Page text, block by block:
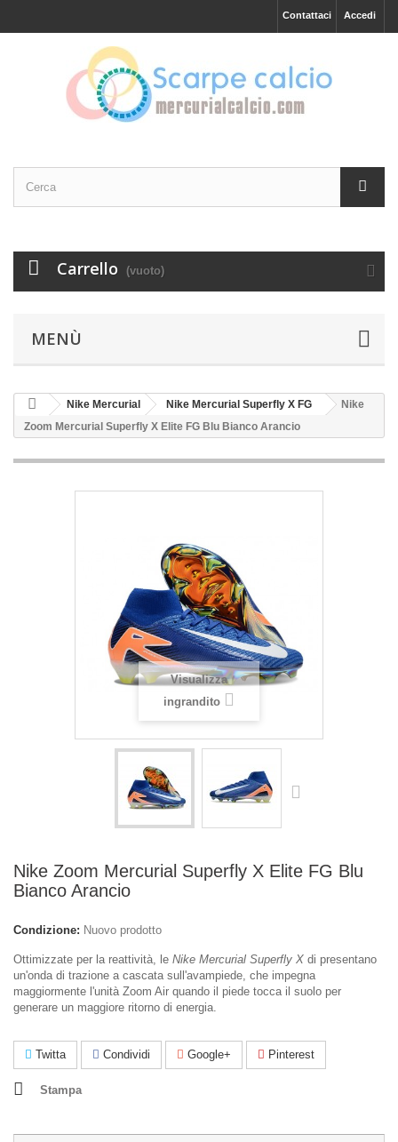
Accedi
Contattaci
Carrello (vuoto)
MENÙ
Nike Mercurial Nike Mercurial Superfly X FG
Nike
Zoom Mercurial Superfly X Elite FG Blu Bianco Arancio
Visualizza
ingrandito
Nike Zoom Mercurial Superfly X Elite FG Blu
Bianco Arancio
Condizione: Nuovo prodotto
Ottimizzate per la reattività, le Nike Mercurial Superfly X di presentano
un'onda di trazione a cascata sull'avampiede, che impegna
maggiormente l'unità Zoom Air quando il piede tocca il suolo per
generare un maggiore ritorno di energia.
Twitta Condividi Google+ Pinterest
Stampa